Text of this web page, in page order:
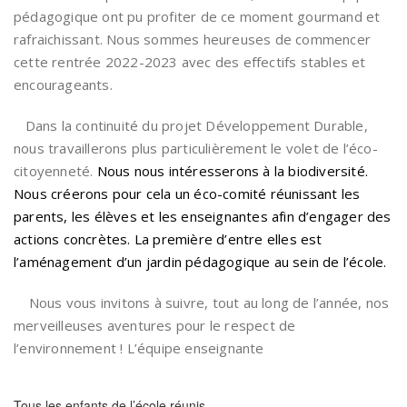
pédagogique ont pu profiter de ce moment gourmand et
rafraichissant. Nous sommes heureuses de commencer
cette rentrée 2022-2023 avec des effectifs stables et
encourageants.
Dans la continuité du projet Développement Durable,
nous travaillerons plus particulièrement le volet de l’éco-
citoyenneté. Nous nous intéresserons à la biodiversité.
Nous créerons pour cela un éco-comité réunissant les
parents, les élèves et les enseignantes afin d’engager des
actions concrètes. La première d’entre elles est
l’aménagement d’un jardin pédagogique au sein de l’école.
Nous vous invitons à suivre, tout au long de l’année, nos
merveilleuses aventures pour le respect de
l’environnement ! L’équipe enseignante